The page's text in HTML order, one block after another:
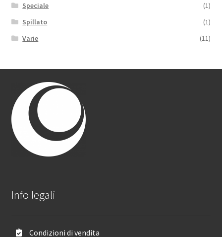
Speciale
(1)
Spillato
(1)
Varie
(11)
Info legali
Condizioni di vendita